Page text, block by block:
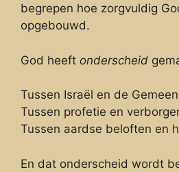
begrepen hoe zorgvuldig
opgebouwd.
God heeft onderscheid
Tussen Israël en de
Tussen profetie en
Tussen aardse beloften en
En dat onderscheid wordt